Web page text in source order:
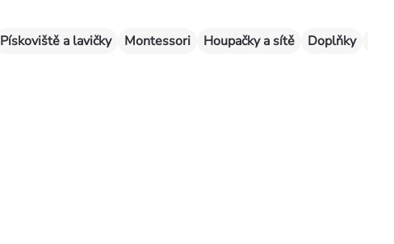
Pískoviště a lavičky Montessori Houpačky a sítě Doplňky